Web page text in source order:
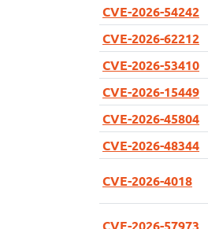
CVE-2026-54242
CVE-2026-62212
CVE-2026-53410
CVE-2026-15449
CVE-2026-45804
CVE-2026-48344
CVE-2026-4018
CVE-2026-57973